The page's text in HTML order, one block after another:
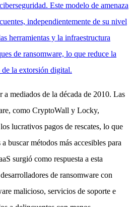
Este modelo de amenaza
independientemente de su nivel
herramientas y la infraestructura
de ransomware, lo que reduce la
de la extorsión digital.
a mediados de la década de 2010. Las
como CryptoWall y Locky,
lucrativos pagos de rescates, lo que
buscar métodos más accesibles para
surgió como respuesta a esta
de ransomware con
malicioso, servicios de soporte e